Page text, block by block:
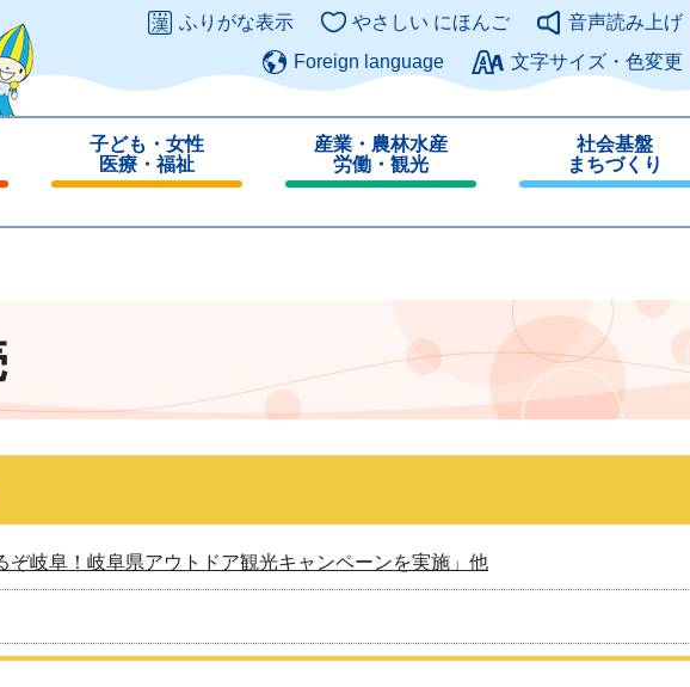
このページの本文へ
ふりがな表示 やさしい にほんご
音声読み上げ
Foreign language
文字サイズ・色変更
子ども・女性
医療・福祉
じ
産業・農林水産
労働・観光
じ
社会基盤
まちづくり
じ
ぞ岐阜！岐阜県アウトドア観光キャンペーンを実施」他